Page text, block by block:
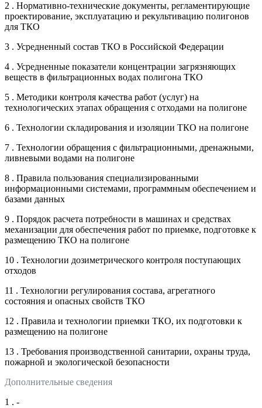
2 . Нормативно-технические документы, регламентирующие
проектирование, эксплуатацию и рекультивацию полигонов
для ТКО
3 . Усредненный состав ТКО в Российской Федерации
4 . Усредненные показатели концентрации загрязняющих
веществ в фильтрационных водах полигона ТКО
5 . Методики контроля качества работ (услуг) на
технологических этапах обращения с отходами на полигоне
6 . Технологии складирования и изоляции ТКО на полигоне
7 . Технологии обращения с фильтрационными, дренажными,
ливневыми водами на полигоне
8 . Правила пользования специализированными
информационными системами, программным обеспечением и
базами данных
9 . Порядок расчета потребности в машинах и средствах
механизации для обеспечения работ по приемке, подготовке к
размещению ТКО на полигоне
10 . Технологии дозиметрического контроля поступающих
отходов
11 . Технологии регулирования состава, агрегатного
состояния и опасных свойств ТКО
12 . Правила и технологии приемки ТКО, их подготовки к
размещению на полигоне
13 . Требования производственной санитарии, охраны труда,
пожарной и экологической безопасности
Дополнительные сведения
1 . -